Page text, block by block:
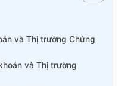
và Thị trường Chứng
và Thị trường